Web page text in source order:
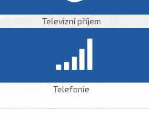
Televizní příjem
Telefonie